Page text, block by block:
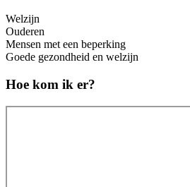
Welzijn
Ouderen
Mensen met een beperking
Goede gezondheid en welzijn
Hoe kom ik er?